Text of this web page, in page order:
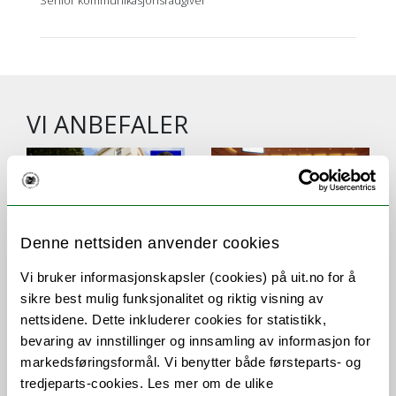
Denne nettsiden anvender cookies
Vi bruker informasjonskapsler (cookies) på uit.no for å
sikre best mulig funksjonalitet og riktig visning av
nettsidene. Dette inkluderer cookies for statistikk,
bevaring av innstillinger og innsamling av informasjon for
markedsføringsformål. Vi benytter både førsteparts- og
tredjeparts-cookies. Les mer om de ulike
VI ANBEFALER
Prestisjetung
utnevnelse til UiT-
professor
UiT ønsker fortsatt
finansiering av
EUGLOH
velkommen